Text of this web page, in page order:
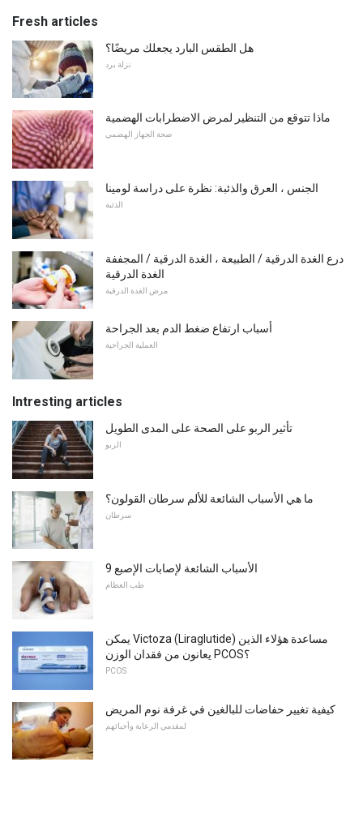
Fresh articles
هل الطقس البارد يجعلك مريضًا؟
نزلة برد
ماذا تتوقع من التنظير لمرض الاضطرابات الهضمية
صحة الجهاز الهضمي
الجنس ، العرق والذئبة: نظرة على دراسة لومينا
الذئبة
درع الغدة الدرقية / الطبيعة ، الغدة الدرقية / المجففة
الغدة الدرقية
مرض الغدة الدرقية
أسباب ارتفاع ضغط الدم بعد الجراحة
العملية الجراحية
Intresting articles
تأثير الربو على الصحة على المدى الطويل
الربو
ما هي الأسباب الشائعة للألم سرطان القولون؟
سرطان
9 الأسباب الشائعة لإصابات الإصبع
طب العظام
يمكن Victoza (Liraglutide) مساعدة هؤلاء الذين
يعانون من فقدان الوزن PCOS؟
PCOS
كيفية تغيير حفاضات للبالغين في غرفة نوم المريض
لمقدمي الرعاية وأحبائهم